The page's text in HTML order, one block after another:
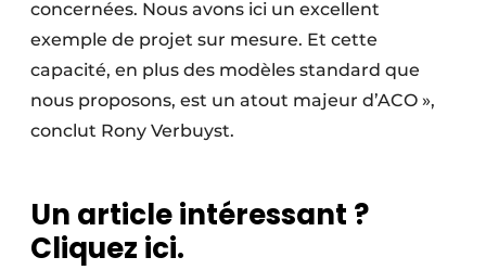
concernées. Nous avons ici un excellent
exemple de projet sur mesure. Et cette
capacité, en plus des modèles standard que
nous proposons, est un atout majeur d’ACO »,
conclut Rony Verbuyst.
Un article intéressant ?
Cliquez ici.